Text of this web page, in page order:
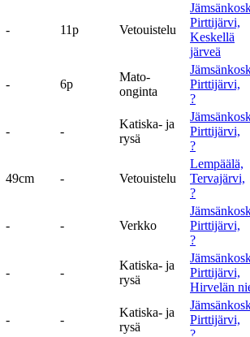
- 11p Vetouistelu
Pirttijärvi,
Keskellä
järveä
- 6p
Mato-
onginta
Pirttijärvi,
?
- -
Katiska- ja
rysä
Pirttijärvi,
?
49cm - Vetouistelu
Lempäälä,
Tervajärvi,
?
- - Verkko
Pirttijärvi,
?
- -
Katiska- ja
rysä
Pirttijärvi,
Hirvelän
- -
Katiska- ja
rysä
Pirttijärvi,
?